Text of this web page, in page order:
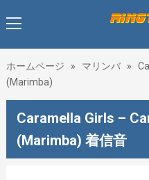
ホームページ » マリンバ »
(Marimba)
Caramella Girls –
(Marimba) 着信音